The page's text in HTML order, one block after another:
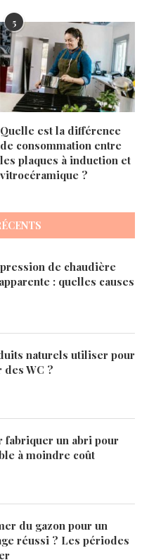
5
Quelle est la différence
de consommation entre
les plaques à induction et
vitrocéramique ?
de chaudière
: quelles causes
naturels utiliser pour
des WC ?
fabriquer un abri pour
à moindre coût
du gazon pour un
réussi ? Les périodes